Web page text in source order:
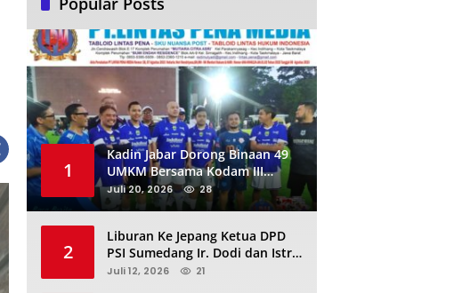
1
Kadin Jabar Dorong Binaan 49
UMKM Bersama Kodam III
Siliwangi Sambil Nobar Final
Piala Dunia, Akan Ada Investor
Juli 20, 2026 28
2
Liburan Ke Jepang Ketua DPD
PSI Sumedang Ir. Dodi dan Istri
Kibarkan Bendera PSI “Jangan
Juli 12, 2026 21